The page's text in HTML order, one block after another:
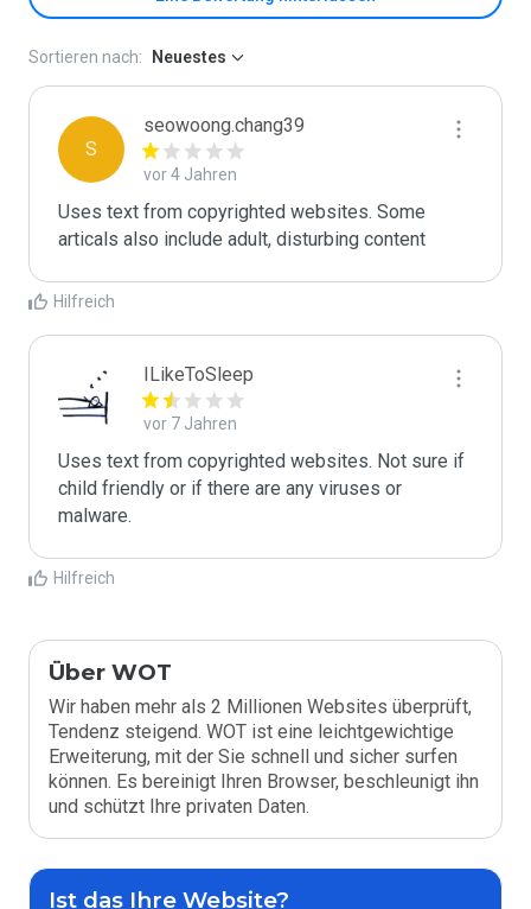
Sortieren nach: Neuestes
S
seowoong.chang39
vor 4 Jahren
Uses text from copyrighted websites. Some
articals also include adult, disturbing content
Hilfreich
ILikeToSleep
vor 7 Jahren
Uses text from copyrighted websites. Not sure if
child friendly or if there are any viruses or
malware.
Hilfreich
Über WOT
Wir haben mehr als 2 Millionen Websites überprüft,
Tendenz steigend. WOT ist eine leichtgewichtige
Erweiterung, mit der Sie schnell und sicher surfen
können. Es bereinigt Ihren Browser, beschleunigt ihn
und schützt Ihre privaten Daten.
Ist das Ihre Website?